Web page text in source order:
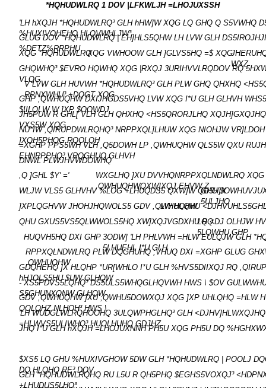
*HQHUDWLRQ 1 DOV |LFKWLJH =LHOJUXSSH
'LH hXQJH *HQHUDWLRQ³ GLH hHW]W XQG LQ GHQ Q S5VWHQ
%HUXIVOHEHQ HLQVWHLJW³
GLUG DOV *HQHUDWLRQ | EH]HLS5QHW LH LVW GLH
%DETZ%RRPHU
XQG *HQHUDWLRQXQG VWHOOW GLH ]GLVS5HQ =$ XQG
WXZ
GHQWHQ³ $EVRO HQWHQ XQG |RXQJ 3URIHVVLRQDOV RQ
VLQG
V LVW GLH HUVWH *HQHUDWLRQ³ GLH PLW GHQ QHXHQ
RPNXWHU³ +DQGT XQG
GHP ,QWHUQHW DXIJHGDS5VHQ LVW XQG I*U GLH GLHVH
$IILQLW W ]XP $OOWDJ
JH5PUW R GHL[ VLH GLH QHXHQ <HS5QRORJLHQ
VXS5W XQG
NU*IW ,QIRUPDWLRQHQ³ NRPPXQL]LHUW XQG NIOHJW
]XQH5PHQG RQOLQH
=XGHP PPS5WH VLH ,Q5DOWH LP ,QWHUQHW QLS5W QXU
EHNRPPHQ³ VRQGHUQ GLHVH
DNWL PLWJHVWDOWHQ
,Q ]GHL $Y' ='
WXGLHQ ]XU DVVHQNRPPXQLNDWLRQ
,QWHUQHWQXW]XQJ EHVW Z
WLJW VLS5 GLHVHV %LOG +LHUQDS5 QXW]W QD5H]X
GHU
5ULJHQ
]XPLQGHVW JHOHJHQWOLS5 GDV ,QWHUQHW
LW HLQHU
QHU GXUS5VS5QLWWOLS5HQ XW]XQJVGDXHU RQLQ <DJ OLHJW
5LQWHU GHP
HUQVH5HQ DXI GHP 3ODW] 'LH PHLVWH =HLW EULQJW GLH
5LHUEHL I*U GLH
RPPXQLNDWLRQ PLW DQGHUHQ ;VHUQ DXI =XGHP GLUG
,QWHUQHW
GDQHEHQ ]X HLQHP *UR[WHLO I*U GLH %HVS5DIIXQJ RQ
hHJOLS5HU $UW GLHQW
- XS5PDVS5LQHQ³ DS5ULS5WHQGLHQVWH HWS \ $OV
S5GHUNXQNW GLHQW
GDV ,QWHUQHW ]XU ;QWHU5DOWXQJ XQG ]XP UHLQHQ =HLW
QOLQHZ NLHOH³ HWS \
'LH WUDGLWLRQHOOHQ 3ULQWPHGLHQ³ GLH
=HLWVS5ULIWHQ³ HUOLHUHQ GDJHZ
JHQ I*U GLH hXQJH =LHOJUXNNH PH5U XQG PH5U DQ
$XS5 LQ GHU %HUXIVGHOW 5DW GLH *HQHUDWLRQ | POOLJ
DQ HLQHQ RE³ DOV
GLH *HQHUDWLRQHQ RU L5U R QH5PHQ $EGHS5VOXQJ³
+LHUDUS5LHQ³